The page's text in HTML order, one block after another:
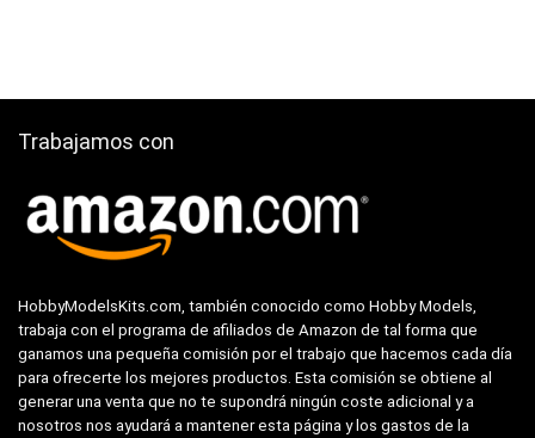
Trabajamos con
HobbyModelsKits.com, también conocido como Hobby Models,
trabaja con el programa de afiliados de Amazon de tal forma que
ganamos una pequeña comisión por el trabajo que hacemos cada día
para ofrecerte los mejores productos. Esta comisión se obtiene al
generar una venta que no te supondrá ningún coste adicional y a
nosotros nos ayudará a mantener esta página y los gastos de la